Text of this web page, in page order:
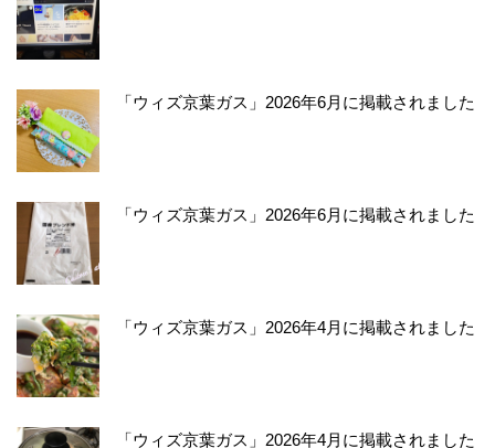
「ウィズ京葉ガス」2026年6月に掲載されました
「ウィズ京葉ガス」2026年6月に掲載されました
「ウィズ京葉ガス」2026年4月に掲載されました
「ウィズ京葉ガス」2026年4月に掲載されました